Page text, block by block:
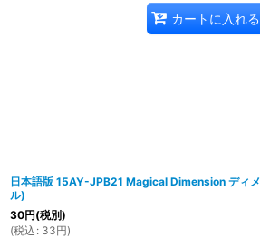
カートに入れる
日本語版 15AY-JPB21 Magical Dimension ディ
ル)
30円(税別)
(税込 : 33円)